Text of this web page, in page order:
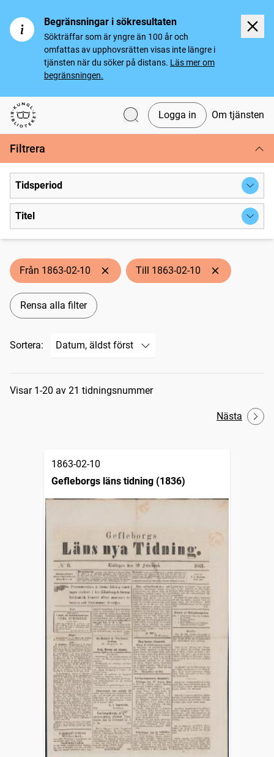
Begränsningar i sökresultaten
Sökträffar som är yngre än 100 år och
omfattas av upphovsrätten visas inte längre i
tjänsten när du söker på distans. Läs mer om
begränsningen.
Svenska tidningar
Logga in Om tjänsten
Filtrera
Tidsperiod
Titel
Från 1863-02-10 Till 1863-02-10
Rensa alla filter
Sortera:
Sökresultat
Visar 1-20 av 21 tidningsnummer
Nästa
1863-02-10
Gefleborgs läns tidning (1836)